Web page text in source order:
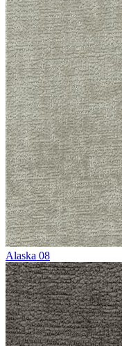
Alaska 08